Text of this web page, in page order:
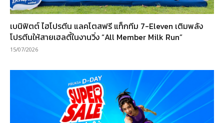
เบนิฟิตต์ ไฮโปรตีน แลคโตสฟรี แท็กทีม 7-Eleven เติมพลัง
โปรตีนให้สายเฮลตี้ในงานวิ่ง “All Member Milk Run”
15/07/2026